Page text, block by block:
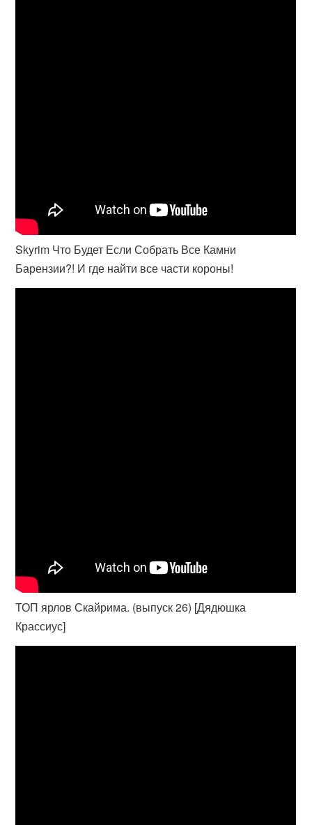
Skyrim Что Будет Если Собрать Все Камни
Барензии?! И где найти все части короны!
ТОП ярлов Скайрима. (выпуск 26) [Дядюшка
Крассиус]